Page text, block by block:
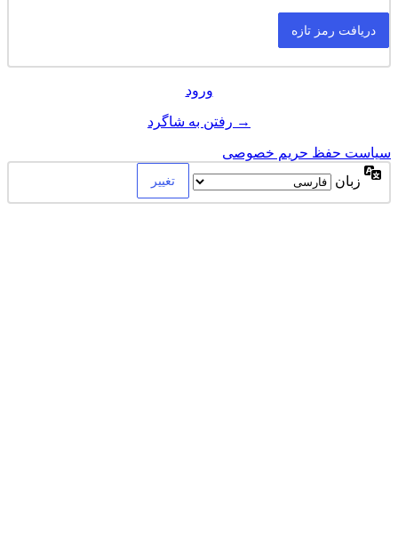
ورود
→ رفتن به شاگرد
سیاست حفظ حریم خصوصی
زبان